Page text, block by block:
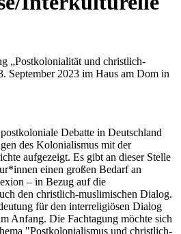
„Postkolonialität und christlich-
September 2023 im Haus am Dom in
Debatte in Deutschland
des Kolonialismus mit der
aufgezeigt. Es gibt an dieser Stelle
einen großen Bedarf an
– in Bezug auf die
den christlich-muslimischen Dialog.
für den interreligiösen Dialog
Anfang. Die Fachtagung möchte sich
"Postkolonialismus und christlich-